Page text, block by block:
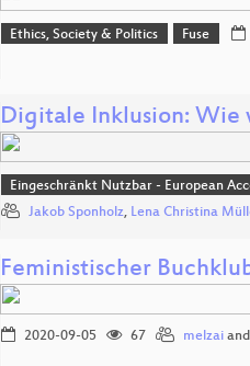
Ethics, Society & Politics Fuse
Digitale Inklusion:
Eingeschränkt Nutzbar - European
Jakob Sponholz, Lena Christina
Feministischer
2020-09-05 67 melzai and